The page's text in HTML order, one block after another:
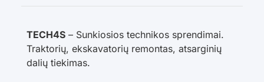
TECH4S – Sunkiosios technikos sprendimai.
Traktorių, ekskavatorių remontas, atsarginių
dalių tiekimas.